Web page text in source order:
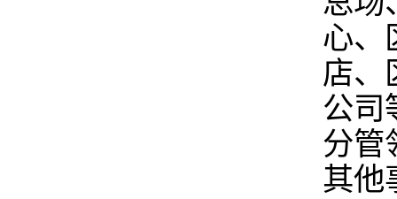
心、
店、
公司
分管
其他